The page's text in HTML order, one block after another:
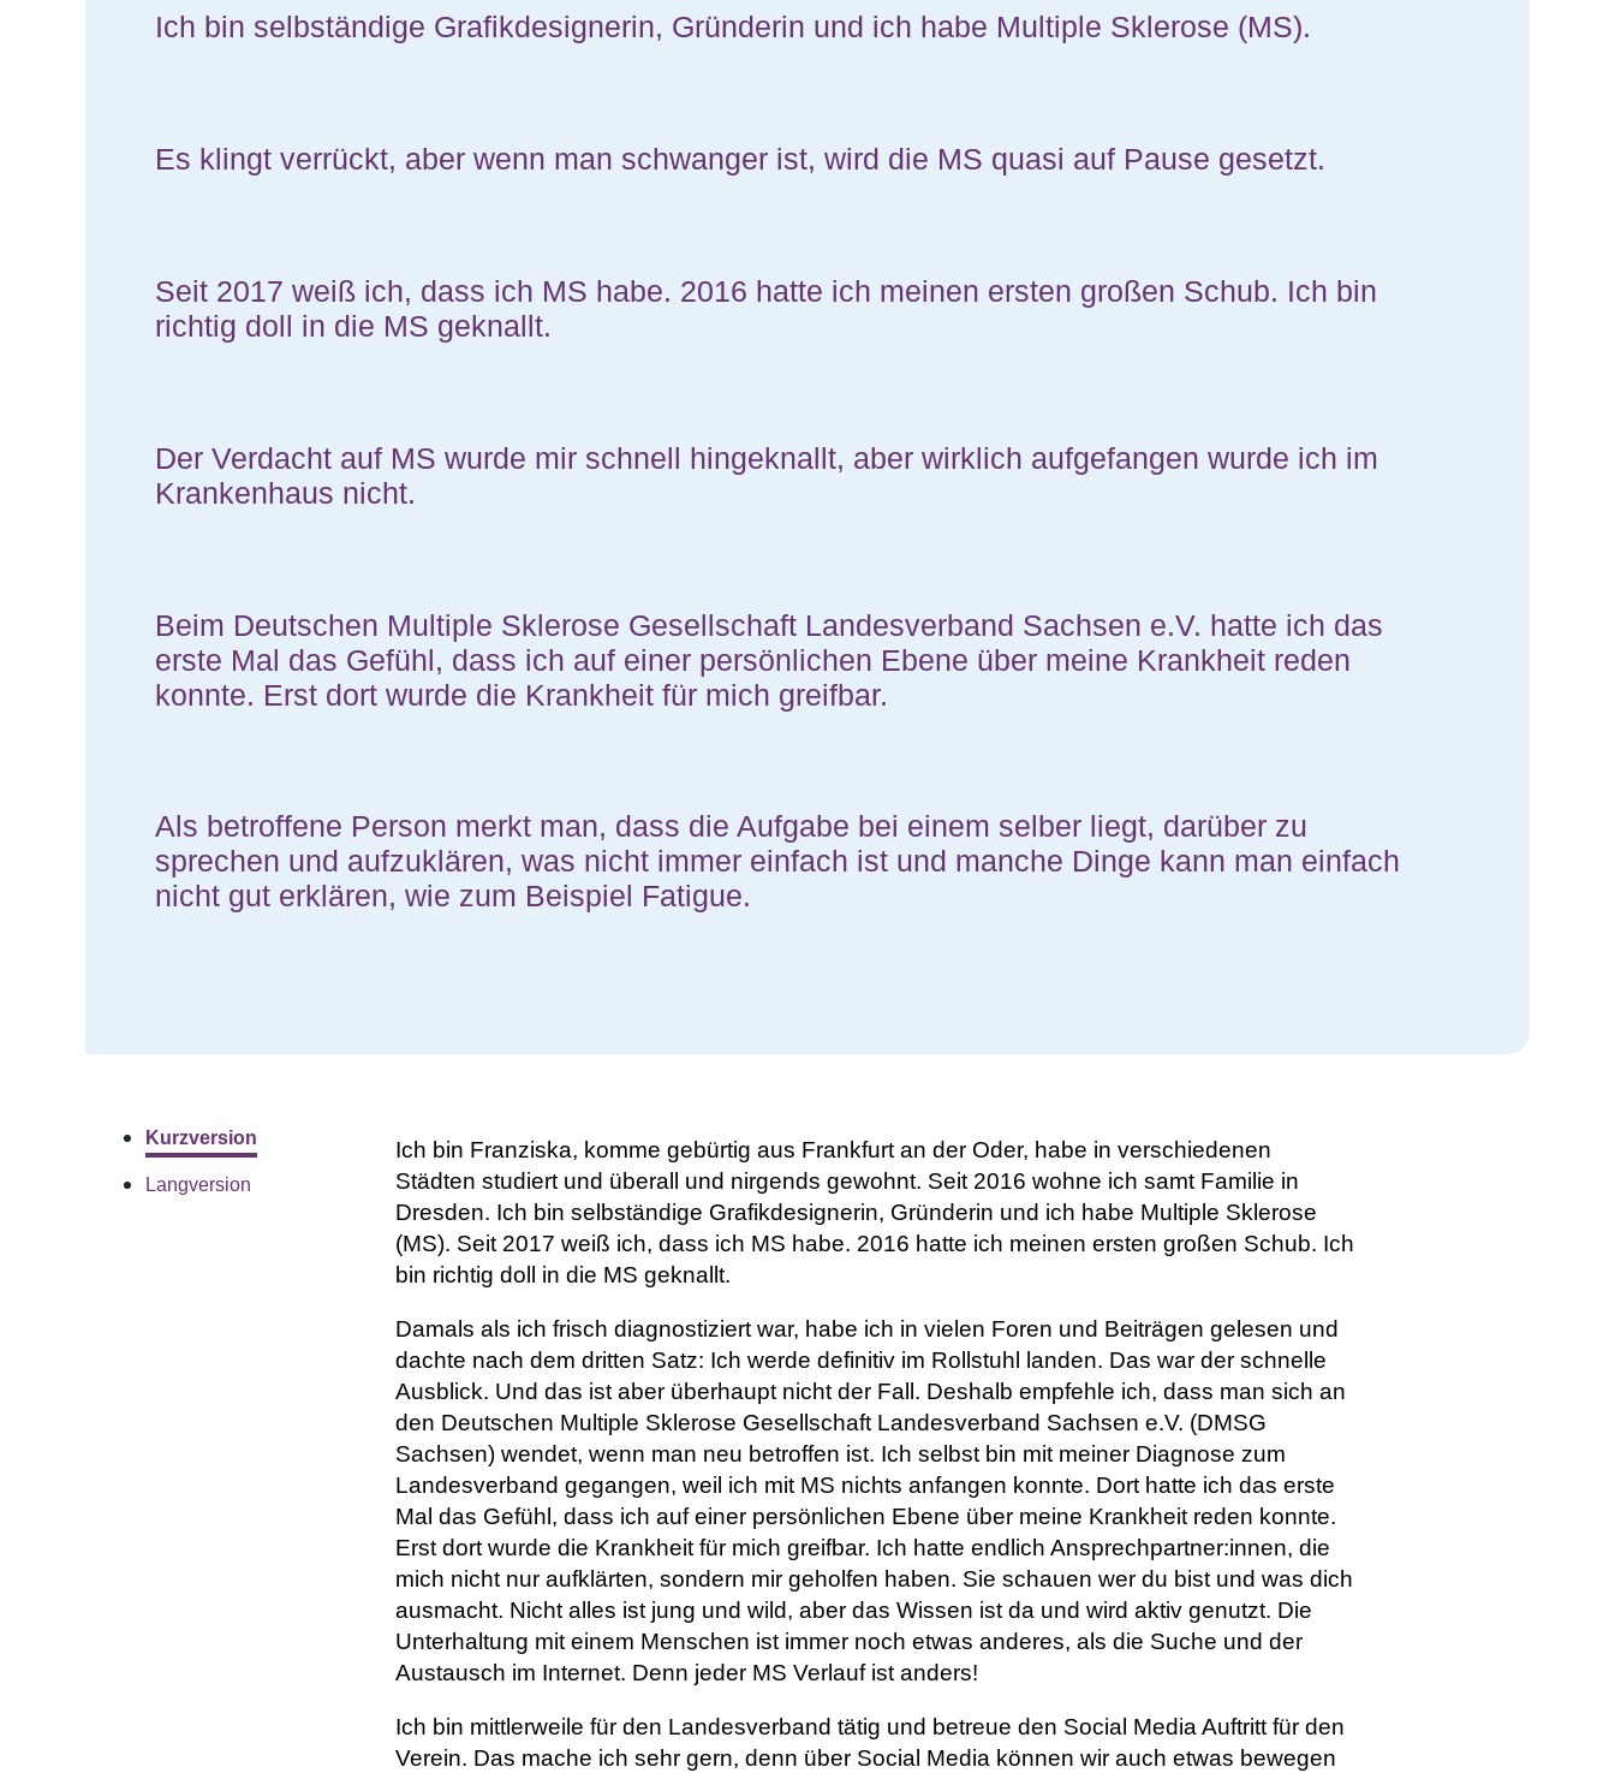
Ich bin selbständige Grafikdesignerin, Gründerin und ich habe Multiple Sklerose (MS).
Es klingt verrückt, aber wenn man schwanger ist, wird die MS quasi auf Pause gesetzt.
Seit 2017 weiß ich, dass ich MS habe. 2016 hatte ich meinen ersten großen Schub. Ich bin
richtig doll in die MS geknallt.
Der Verdacht auf MS wurde mir schnell hingeknallt, aber wirklich aufgefangen wurde ich im
Krankenhaus nicht.
Beim Deutschen Multiple Sklerose Gesellschaft Landesverband Sachsen e.V. hatte ich das
erste Mal das Gefühl, dass ich auf einer persönlichen Ebene über meine Krankheit reden
konnte. Erst dort wurde die Krankheit für mich greifbar.
Als betroffene Person merkt man, dass die Aufgabe bei einem selber liegt, darüber zu
sprechen und aufzuklären, was nicht immer einfach ist und manche Dinge kann man einfach
nicht gut erklären, wie zum Beispiel Fatigue.
Kurzversion
Langversion
Ich bin Franziska, komme gebürtig aus Frankfurt an der Oder, habe in verschiedenen
Städten studiert und überall und nirgends gewohnt. Seit 2016 wohne ich samt Familie in
Dresden. Ich bin selbständige Grafikdesignerin, Gründerin und ich habe Multiple Sklerose
(MS). Seit 2017 weiß ich, dass ich MS habe. 2016 hatte ich meinen ersten großen Schub. Ich
bin richtig doll in die MS geknallt.
Damals als ich frisch diagnostiziert war, habe ich in vielen Foren und Beiträgen gelesen und
dachte nach dem dritten Satz: Ich werde definitiv im Rollstuhl landen. Das war der schnelle
Ausblick. Und das ist aber überhaupt nicht der Fall. Deshalb empfehle ich, dass man sich an
den Deutschen Multiple Sklerose Gesellschaft Landesverband Sachsen e.V. (DMSG
Sachsen) wendet, wenn man neu betroffen ist. Ich selbst bin mit meiner Diagnose zum
Landesverband gegangen, weil ich mit MS nichts anfangen konnte. Dort hatte ich das erste
Mal das Gefühl, dass ich auf einer persönlichen Ebene über meine Krankheit reden konnte.
Erst dort wurde die Krankheit für mich greifbar. Ich hatte endlich Ansprechpartner:innen, die
mich nicht nur aufklärten, sondern mir geholfen haben. Sie schauen wer du bist und was dich
ausmacht. Nicht alles ist jung und wild, aber das Wissen ist da und wird aktiv genutzt. Die
Unterhaltung mit einem Menschen ist immer noch etwas anderes, als die Suche und der
Austausch im Internet. Denn jeder MS Verlauf ist anders!
Ich bin mittlerweile für den Landesverband tätig und betreue den Social Media Auftritt für den
Verein. Das mache ich sehr gern, denn über Social Media können wir auch etwas bewegen